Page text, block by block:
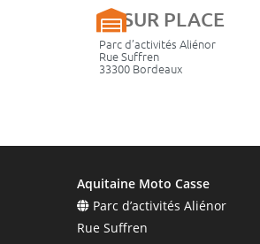
SUR PLACE
Parc d’activités Aliénor
Rue Suffren
33300 Bordeaux
Aquitaine Moto Casse
Parc d’activités Aliénor
Rue Suffren